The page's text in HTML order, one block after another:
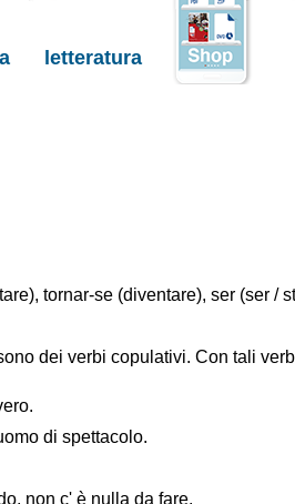
letteratura
tornar-se (diventare), ser (ser /
dei verbi copulativi. Con tali
di spettacolo.
non c' è nulla da fare.